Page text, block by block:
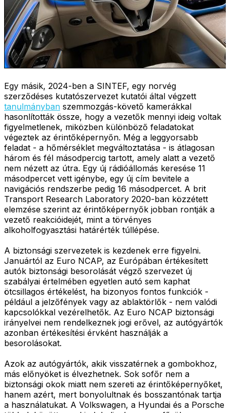
Egy másik, 2024-ben a SINTEF, egy norvég
szerződéses kutatószervezet kutatói által végzett
tanulmányban szemmozgás-követő kamerákkal
hasonlították össze, hogy a vezetők mennyi ideig voltak
figyelmetlenek, miközben különböző feladatokat
végeztek az érintőképernyőn. Még a leggyorsabb
feladat - a hőmérséklet megváltoztatása - is átlagosan
három és fél másodpercig tartott, amely alatt a vezető
nem nézett az útra. Egy új rádióállomás keresése 11
másodpercet vett igénybe, egy új cím bevitele a
navigációs rendszerbe pedig 16 másodpercet. A brit
Transport Research Laboratory 2020-ban közzétett
elemzése szerint az érintőképernyők jobban rontják a
vezető reakcióidejét, mint a törvényes
alkoholfogyasztási határérték túllépése.
A biztonsági szervezetek is kezdenek erre figyelni.
Januártól az Euro NCAP, az Európában értékesített
autók biztonsági besorolását végző szervezet új
szabályai értelmében egyetlen autó sem kaphat
ötcsillagos értékelést, ha bizonyos fontos funkciók -
például a jelzőfények vagy az ablaktörlők - nem valódi
kapcsolókkal vezérelhetők. Az Euro NCAP biztonsági
irányelvei nem rendelkeznek jogi erővel, az autógyártók
azonban értékesítési érvként használják a
besorolásokat.
Azok az autógyártók, akik visszatérnek a gombokhoz,
más előnyöket is élvezhetnek. Sok sofőr nem a
biztonsági okok miatt nem szereti az érintőképernyőket,
hanem azért, mert bonyolultnak és bosszantónak tartja
a használatukat. A Volkswagen, a Hyundai és a Porsche